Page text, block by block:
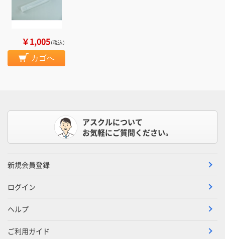
￥1,005（税込）
カゴへ
アスクルについて
お気軽にご質問ください。
新規会員登録
ログイン
ヘルプ
ご利用ガイド